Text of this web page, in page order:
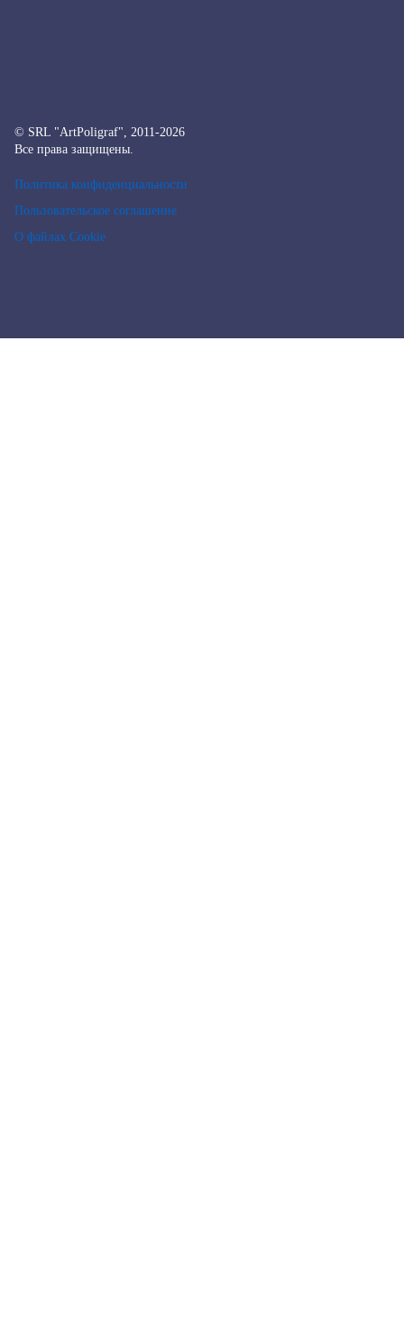
© SRL "ArtPoligraf", 2011-2026
Все права защищены.
Политика конфиденциальности
Пользовательское соглашение
О файлах Cookie